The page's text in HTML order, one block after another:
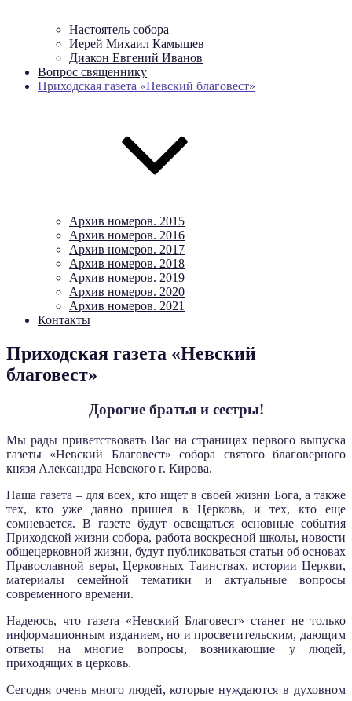
Настоятель собора
Иерей Михаил Камышев
Диакон Евгений Иванов
Вопрос священнику
Приходская газета «Невский благовест»
Архив номеров. 2015
Архив номеров. 2016
Архив номеров. 2017
Архив номеров. 2018
Архив номеров. 2019
Архив номеров. 2020
Архив номеров. 2021
Контакты
Приходская газета «Невский
благовест»
Дорогие братья и сестры!
Мы рады приветствовать Вас на страницах первого выпуска
газеты «Невский Благовест» собора святого благоверного
князя Александра Невского г. Кирова.
Наша газета – для всех, кто ищет в своей жизни Бога, а также
тех, кто уже давно пришел в Церковь, и тех, кто еще
сомневается. В газете будут освещаться основные события
Приходской жизни собора, работа воскресной школы, новости
общецерковной жизни, будут публиковаться статьи об основах
Православной веры, Церковных Таинствах, истории Церкви,
материалы семейной тематики и актуальные вопросы
современного времени.
Надеюсь, что газета «Невский Благовест» станет не только
информационным изданием, но и просветительским, дающим
ответы на многие вопросы, возникающие у людей,
приходящих в церковь.
Сегодня очень много людей, которые нуждаются в духовном